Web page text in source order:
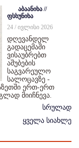
აბაანიხა //
ფსხუნიხა
24 / ივლისი 2026
დღევანდელ
გადაცემაში
ვისაუბრებთ
აშუბების
საგვარეულო
სალოცავზე -
ერთ-ერთ
მიიჩნევა.
სრულად
ყველა სიახლე